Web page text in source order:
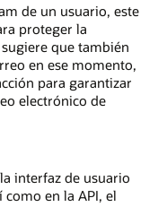
de un usuario, este
proteger la
que también
en ese momento,
para garantizar
electrónico de
interfaz de usuario
en la API, el